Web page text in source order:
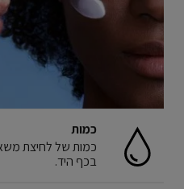
כמות
כמות של לחיצת
בכף היד.